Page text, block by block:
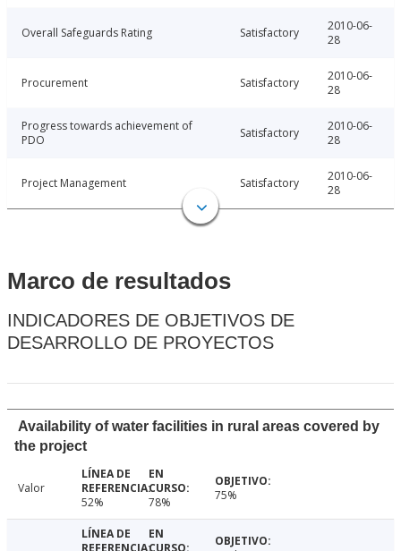
Overall Safeguards Rating Satisfactory
2010-06-
28
Procurement Satisfactory
2010-06-
28
Progress towards achievement of
PDO
Satisfactory
2010-06-
28
Project Management Satisfactory
2010-06-
28
Marco de resultados
INDICADORES DE OBJETIVOS DE
DESARROLLO DE PROYECTOS
Availability of water facilities in rural areas covered by
the project
Valor
52%
78% 75%